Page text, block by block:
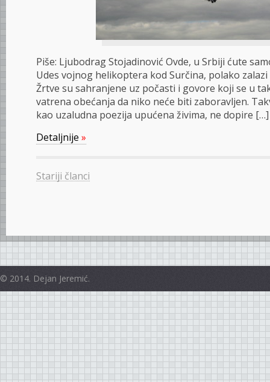
Piše: Ljubodrag Stojadinović Ovde, u Srbiji ćute
Udes vojnog helikoptera kod Surčina, polako
Žrtve su sahranjene uz počasti i govore koji se u
vatrena obećanja da niko neće biti zaboravljen.
kao uzaludna poezija upućena živima, ne dopire […]
Detaljnije »
Stariji članci
© 2014. Dejan Jeremić.